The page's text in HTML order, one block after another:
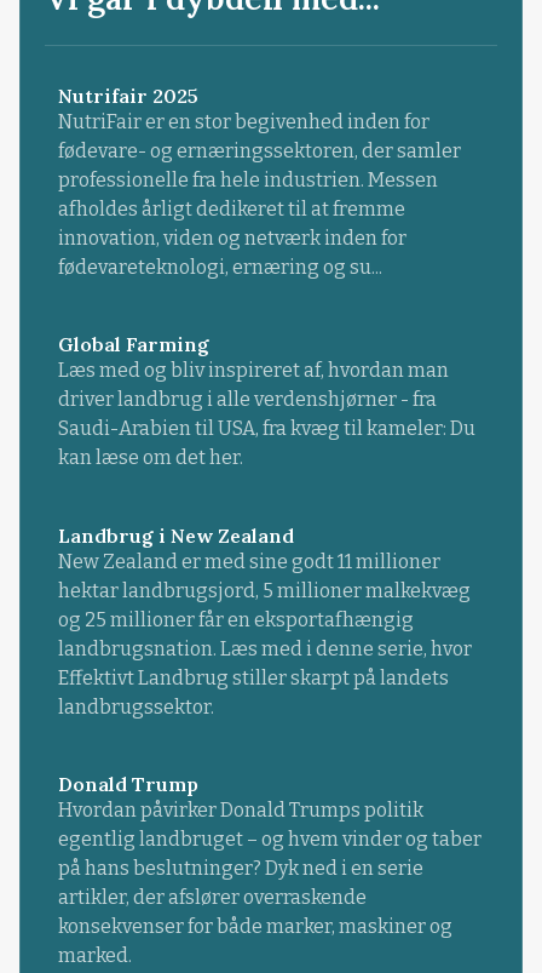
Nutrifair 2025
NutriFair er en stor begivenhed inden for
fødevare- og ernæringssektoren, der samler
professionelle fra hele industrien. Messen
afholdes årligt dedikeret til at fremme
innovation, viden og netværk inden for
fødevareteknologi, ernæring og su...
Global Farming
Læs med og bliv inspireret af, hvordan man
driver landbrug i alle verdenshjørner - fra
Saudi-Arabien til USA, fra kvæg til kameler: Du
kan læse om det her.
Landbrug i New Zealand
New Zealand er med sine godt 11 millioner
hektar landbrugsjord, 5 millioner malkekvæg
og 25 millioner får en eksportafhængig
landbrugsnation. Læs med i denne serie, hvor
Effektivt Landbrug stiller skarpt på landets
landbrugssektor.
Donald Trump
Hvordan påvirker Donald Trumps politik
egentlig landbruget – og hvem vinder og taber
på hans beslutninger? Dyk ned i en serie
artikler, der afslører overraskende
konsekvenser for både marker, maskiner og
marked.